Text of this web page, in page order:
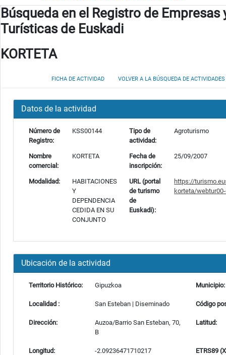
Búsqueda en el Registro de
Turísticas de Euskadi
KORTETA
FICHA DE ACTIVIDAD VOLVER A LA BÚSQUEDA DE ACTIVIDADES
Datos de la actividad
Número de
Registro:
KSS00144
Tipo de
actividad:
Agroturismo
Nombre
comercial:
KORTETA
Fecha de
inscripción:
25/09/2007
Modalidad:
HABITACIONES
Y
DEPENDENCIA
CEDIDA EN SU
CONJUNTO
URL (portal
de turismo
de
Euskadi):
https://
korteta/
Ubicación de la actividad
Territorio Histórico: Gipuzkoa Municipio:
Localidad : San Esteban | Diseminado Código
Dirección:
Auzoa/Barrio San Esteban, 70,
B
Latitud:
Longitud: -2.09236471710217 ETRS89